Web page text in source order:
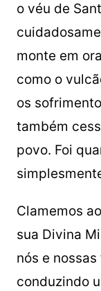
o véu de
monte em
como o
os
também
povo. Foi
Clamemos
sua Divina
nós e
conduzindo